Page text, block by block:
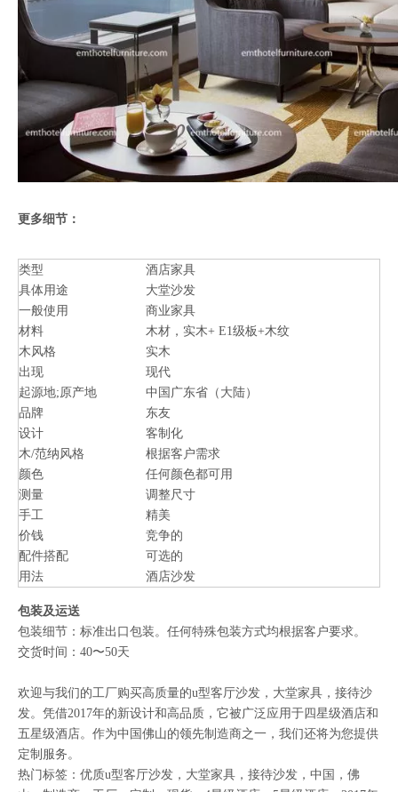
更多细节：
类型
酒店家具
具体用途
大堂沙发
一般使用
商业家具
材料
木材，实木+ E1级板+木纹
木风格
实木
出现
现代
起源地;原产地
中国广东省（大陆）
品牌
东友
设计
客制化
木/范纳风格
根据客户需求
颜色
任何颜色都可用
测量
调整尺寸
手工
精美
价钱
竞争的
配件搭配
可选的
用法
酒店沙发
包装及运送
包装细节：标准出口包装。任何特殊包装方式均根据客户要求。
交货时间：40〜50天
欢迎与我们的工厂购买高质量的u型客厅沙发，大堂家具，接待沙
发。凭借2017年的新设计和高品质，它被广泛应用于四星级酒店和
五星级酒店。作为中国佛山的领先制造商之一，我们还将为您提供
定制服务。
热门标签：优质u型客厅沙发，大堂家具，接待沙发，中国，佛